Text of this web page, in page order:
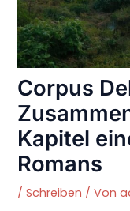
Corpus
Kapitel
Romans
/Schreiben / Von